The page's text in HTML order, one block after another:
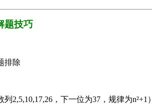
题技巧
排除
2,5,10,17,26，下一位为37，规律为n²+1）